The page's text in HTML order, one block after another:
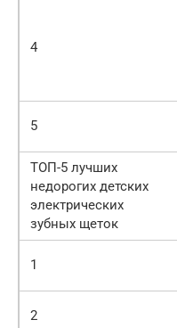
4
5
ТОП-5 лучших
недорогих детских
электрических
зубных щеток
1
2